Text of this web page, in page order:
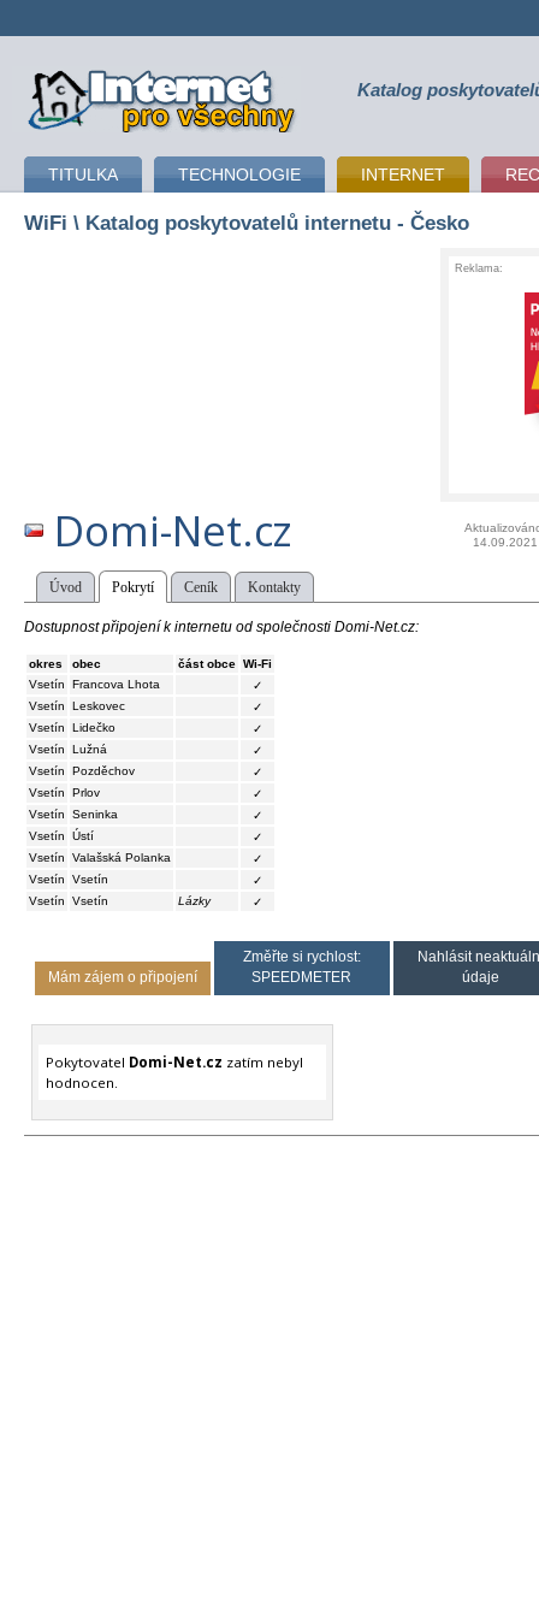
připojení k internetu Katalog
TITULKA TECHNOLOGIE INTERNET
WiFi \ Katalog poskytovatelů internetu - Česko
Reklama:
Domi-Net.cz
14.09.2021
Úvod Pokrytí Ceník Kontakty
Dostupnost připojení k internetu od společnosti Domi-Net.cz:
okres obec část obce Wi-Fi
Vsetín
Francova Lhota
✓
Vsetín
Leskovec
✓
Vsetín
Lidečko
✓
Vsetín
Lužná
✓
Vsetín
Pozděchov
✓
Vsetín
Prlov
✓
Vsetín
Seninka
✓
Vsetín
Ústí
✓
Vsetín
Valašská Polanka
✓
Vsetín
Vsetín
✓
Vsetín
Vsetín Lázky ✓
Mám zájem o připojení
Změřte si rychlost:
SPEEDMETER
Nahlásit
údaje
Pokytovatel Domi-Net.cz zatím nebyl
hodnocen.